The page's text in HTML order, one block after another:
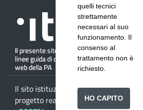
Il sito istituzionale dellaProvincia di
progetto realizzato daISWEB S.p.A.
quelli tecnici
strettamente
necessari al suo
funzionamento. Il
consenso al
trattamento non è
richiesto.
HO CAPITO